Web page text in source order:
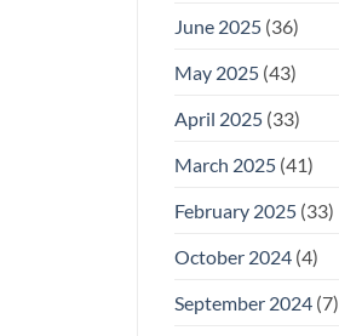
June 2025(36)
May 2025(43)
April 2025(33)
March 2025(41)
February 2025(33)
October 2024(4)
September 2024(7)